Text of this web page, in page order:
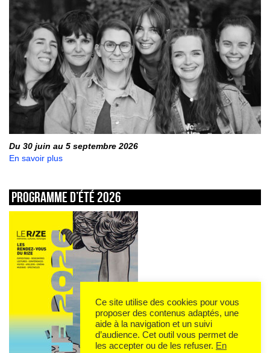
Du 30 juin au 5 septembre 2026
En savoir plus
Programme d’été 2026
Ce site utilise des cookies pour vous
proposer des contenus adaptés, une
aide à la navigation et un suivi
d’audience. Cet outil vous permet de
les accepter ou de les refuser. En